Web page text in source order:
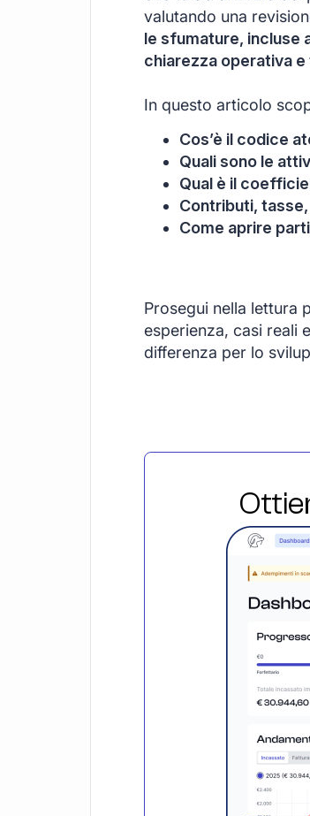
valutando una
le sfumature, incluse
chiarezza operativa
In questo articolo
Cos’è il codice
Quali sono le
Qual è il
Contributi,
Come aprire
Prosegui nella lettura
esperienza, casi reali
differenza per lo